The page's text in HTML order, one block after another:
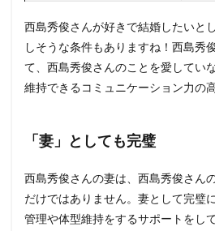
西島秀俊さんが好きで結婚したいと
しそうな条件もありますね！西島秀
て、西島秀俊さんのことを愛してい
維持できるコミュニケーション力の
「妻」としても完璧
西島秀俊さんの妻は、西島秀俊さん
だけではありません。妻として完璧
管理や体型維持をするサポートをし